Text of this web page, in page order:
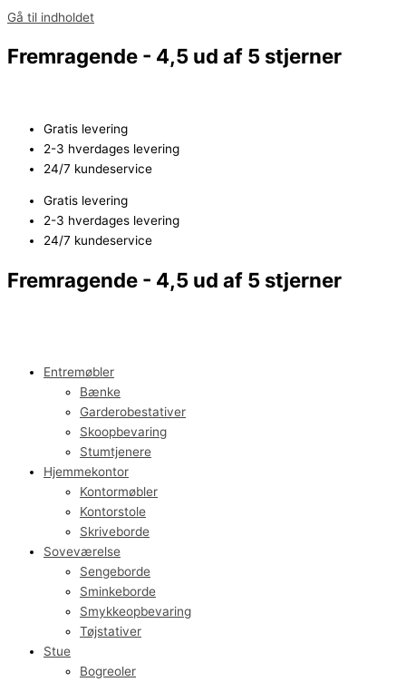
Gå til indholdet
Fremragende - 4,5 ud af 5 stjerner
Gratis levering
2-3 hverdages levering
24/7 kundeservice
Gratis levering
2-3 hverdages levering
24/7 kundeservice
Fremragende - 4,5 ud af 5 stjerner
Entremøbler
Bænke
Garderobestativer
Skoopbevaring
Stumtjenere
Hjemmekontor
Kontormøbler
Kontorstole
Skriveborde
Soveværelse
Sengeborde
Sminkeborde
Smykkeopbevaring
Tøjstativer
Stue
Bogreoler